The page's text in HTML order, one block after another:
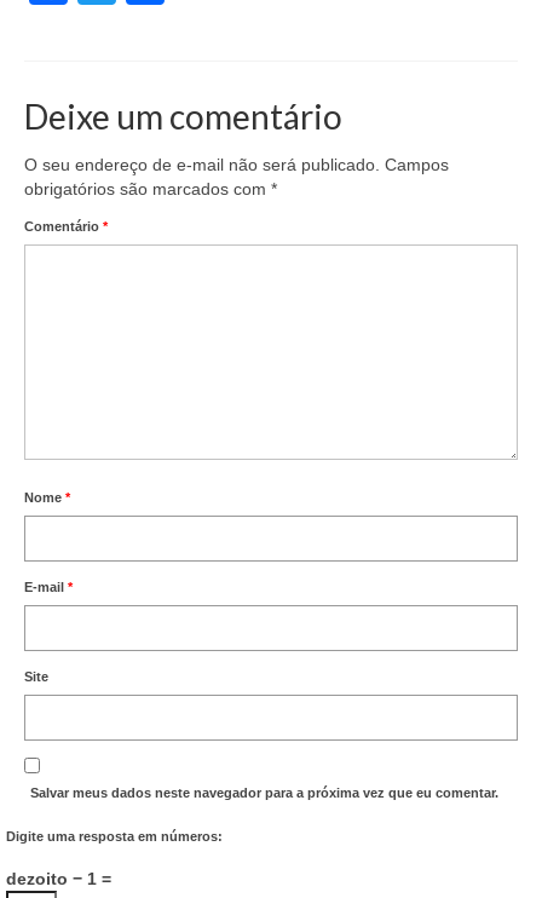
Deixe um comentário
O seu endereço de e-mail não será publicado. Campos
obrigatórios são marcados com *
Comentário *
Nome *
E-mail *
Site
Salvar meus dados neste navegador para a próxima vez que eu comentar.
Digite uma resposta em números:
dezoito − 1 =